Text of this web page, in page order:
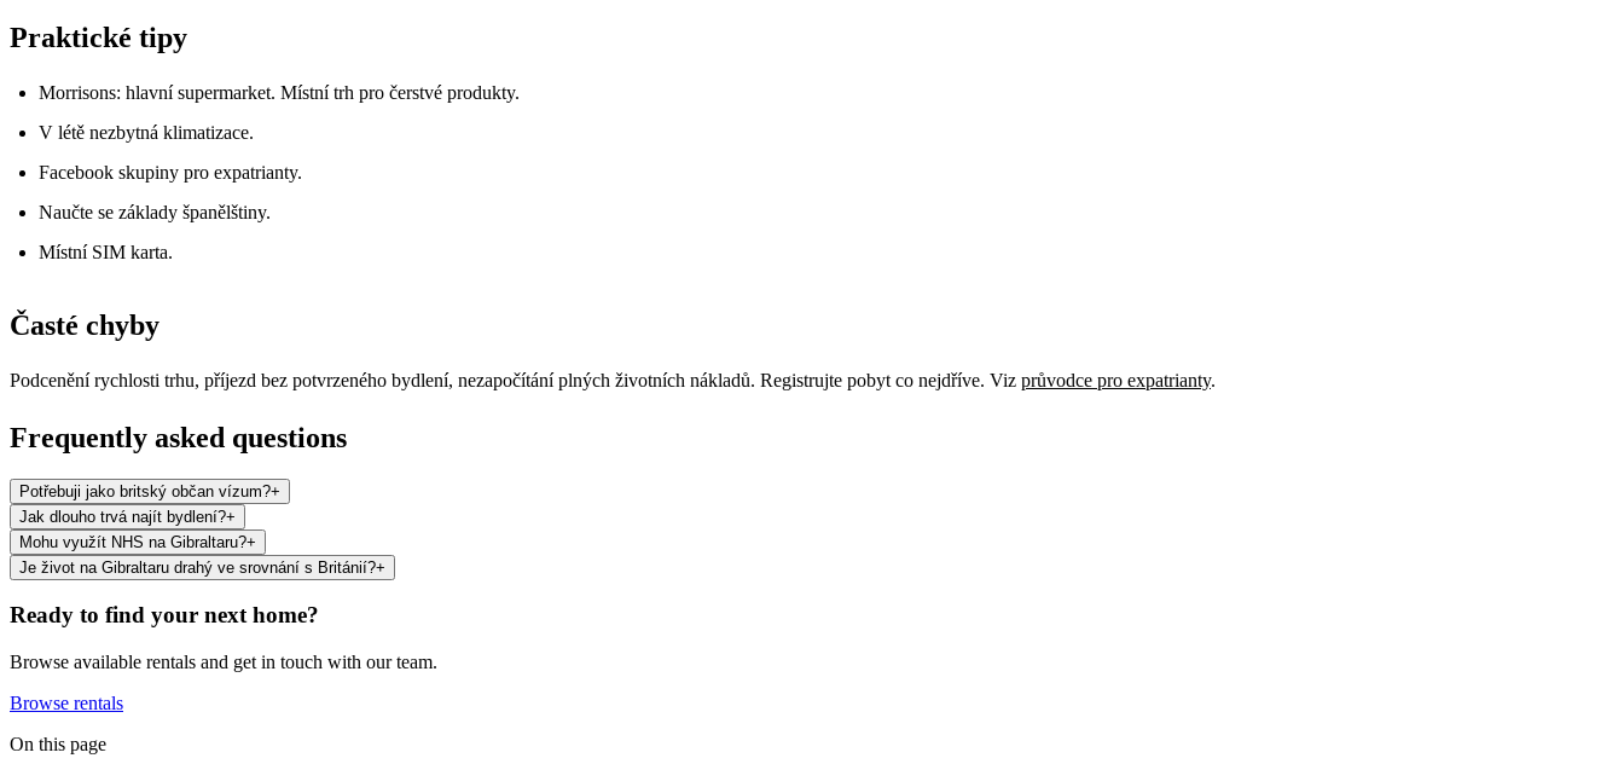
Praktické tipy
Morrisons: hlavní supermarket. Místní trh pro čerstvé produkty.
V létě nezbytná klimatizace.
Facebook skupiny pro expatrianty.
Naučte se základy španělštiny.
Místní SIM karta.
Časté chyby
Podcenění rychlosti trhu, příjezd bez potvrzeného bydlení, nezapočítání plných životních nákladů. Registrujte pobyt co nejdříve. Viz průvodce pro expatrianty.
Frequently asked questions
Potřebuji jako britský občan vízum?+
Jak dlouho trvá najít bydlení?+
Mohu využít NHS na Gibraltaru?+
Je život na Gibraltaru drahý ve srovnání s Británií?+
Ready to find your next home?
Browse available rentals and get in touch with our team.
Browse rentals
On this page